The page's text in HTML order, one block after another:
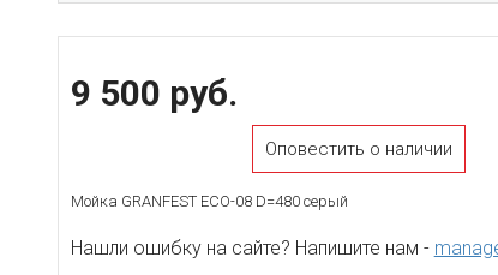
9 500 руб.
Оповестить о наличии
Мойка GRANFEST ЕСО-08 D=480 серый
Нашли ошибку на сайте? Напишите нам -